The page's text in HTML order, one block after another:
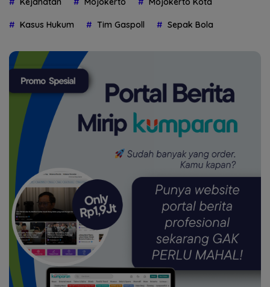
Kasus Hukum Tim Gaspoll Sepak Bola